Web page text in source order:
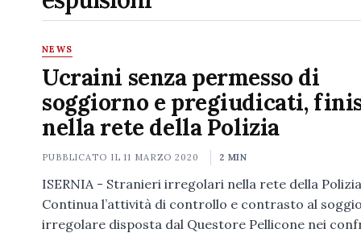
NEWS
Ucraini senza permesso di
soggiorno e pregiudicati,
nella rete della Polizia
PUBBLICATO IL11 MARZO 2020 2 MIN
ISERNIA - Stranieri irregolari nella rete della
Continua l’attività di controllo e contrasto al
irregolare disposta dal Questore Pellicone nei